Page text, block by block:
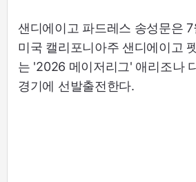
샌디에이고 파드레스 송성문은
미국 캘리포니아주 샌디에이고
는 '2026 메이저리그' 애리조나
경기에 선발출전한다.